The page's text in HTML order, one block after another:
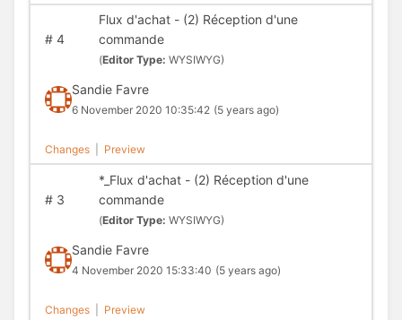
#4
Flux d'achat - (2) Réception d'une
commande
(Editor Type: WYSIWYG)
Sandie Favre
6 November 2020 10:35:42 (5 years ago)
Changes Preview
#3
*_Flux d'achat - (2) Réception d'une
commande
(Editor Type: WYSIWYG)
Sandie Favre
4 November 2020 15:33:40 (5 years ago)
Changes Preview